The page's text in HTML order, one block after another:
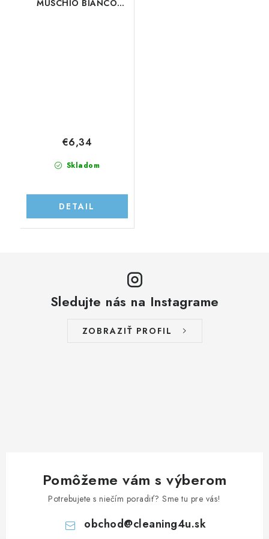
MUSCHIO BIANCO
Skladom
€6,34
DETAIL
Sledujte nás na Instagrame
ZOBRAZIŤ PROFIL
Pomôžeme vám s výberom
Potrebujete s niečím poradiť? Sme tu pre vás!
obchod@cleaning4u.sk